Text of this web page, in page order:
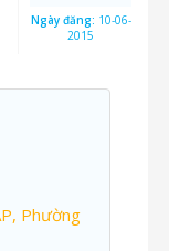
Ngày đăng: 10-06-
2015
Phường